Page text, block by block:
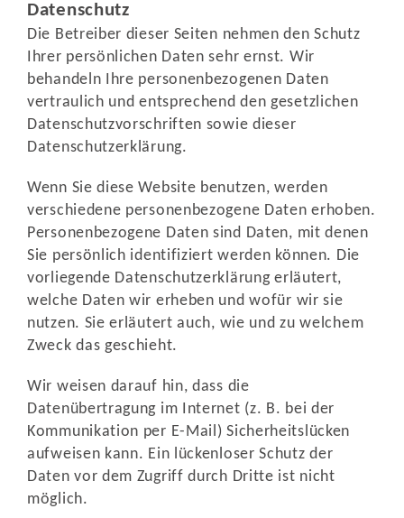
Datenschutz
Die Betreiber dieser Seiten nehmen den Schutz
Ihrer persönlichen Daten sehr ernst. Wir
behandeln Ihre personenbezogenen Daten
vertraulich und entsprechend den gesetzlichen
Datenschutzvorschriften sowie dieser
Datenschutzerklärung.
Wenn Sie diese Website benutzen, werden
verschiedene personenbezogene Daten erhoben.
Personenbezogene Daten sind Daten, mit denen
Sie persönlich identifiziert werden können. Die
vorliegende Datenschutzerklärung erläutert,
welche Daten wir erheben und wofür wir sie
nutzen. Sie erläutert auch, wie und zu welchem
Zweck das geschieht.
Wir weisen darauf hin, dass die
Datenübertragung im Internet (z. B. bei der
Kommunikation per E-Mail) Sicherheitslücken
aufweisen kann. Ein lückenloser Schutz der
Daten vor dem Zugriff durch Dritte ist nicht
möglich.